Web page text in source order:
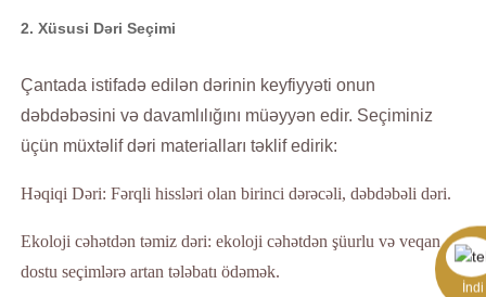
2. Xüsusi Dəri Seçimi
Çantada istifadə edilən dərinin keyfiyyəti onun
dəbdəbəsini və davamlılığını müəyyən edir. Seçiminiz
üçün müxtəlif dəri materialları təklif edirik:
Həqiqi Dəri: Fərqli hissləri olan birinci dərəcəli, dəbdəbəli dəri.
Ekoloji cəhətdən təmiz dəri: ekoloji cəhətdən şüurlu və veqan
dostu seçimlərə artan tələbatı ödəmək.